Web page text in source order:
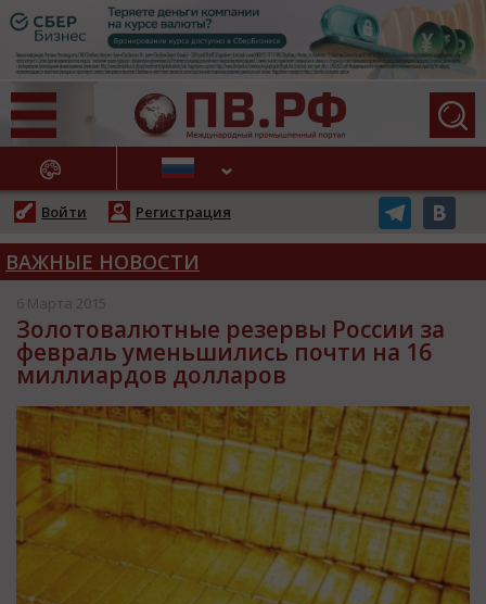
НОВОСТИ
Войти Регистрация
ВАЖНЫЕ НОВОСТИ
6 Марта 2015
Золотовалютные резервы России за
февраль уменьшились почти на 16
миллиардов долларов